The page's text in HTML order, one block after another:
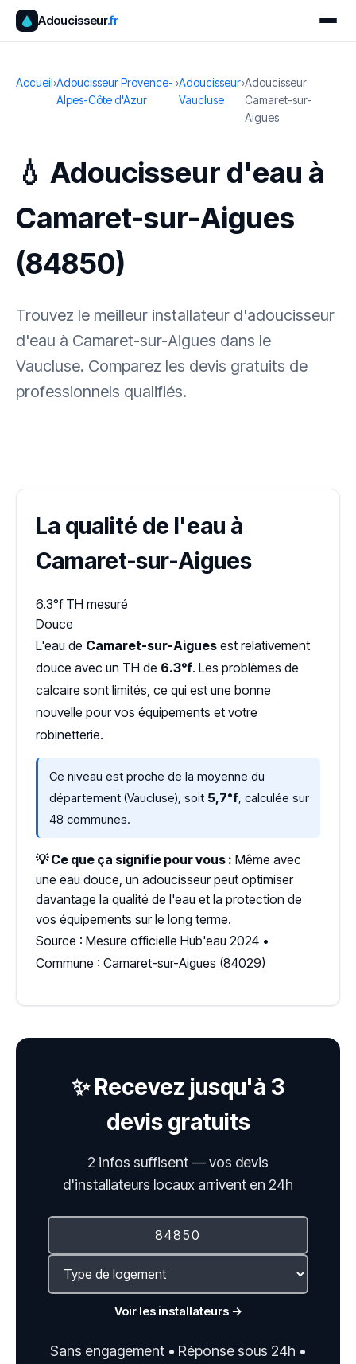
Adoucisseur.fr
Accueil›Adoucisseur Provence-
Alpes-Côte d'Azur
›Adoucisseur
Vaucluse
›Adoucisseur
Camaret-sur-
Aigues
💧 Adoucisseur d'eau à
Camaret-sur-Aigues
(84850)
Trouvez le meilleur installateur d'adoucisseur
d'eau à Camaret-sur-Aigues dans le
Vaucluse. Comparez les devis gratuits de
professionnels qualifiés.
La qualité de l'eau à
Camaret-sur-Aigues
6.3°f TH mesuré
Douce
L'eau de Camaret-sur-Aigues est relativement
douce avec un TH de 6.3°f. Les problèmes de
calcaire sont limités, ce qui est une bonne
nouvelle pour vos équipements et votre
robinetterie.
Ce niveau est proche de la moyenne du
département (Vaucluse), soit 5,7°f, calculée sur
48 communes.
💡 Ce que ça signifie pour vous : Même avec
une eau douce, un adoucisseur peut optimiser
davantage la qualité de l'eau et la protection de
vos équipements sur le long terme.
Source : Mesure officielle Hub'eau 2024 •
Commune : Camaret-sur-Aigues (84029)
✨ Recevez jusqu'à 3
devis gratuits
2 infos suffisent — vos devis
d'installateurs locaux arrivent en 24h
Voir les installateurs →
Sans engagement • Réponse sous 24h •